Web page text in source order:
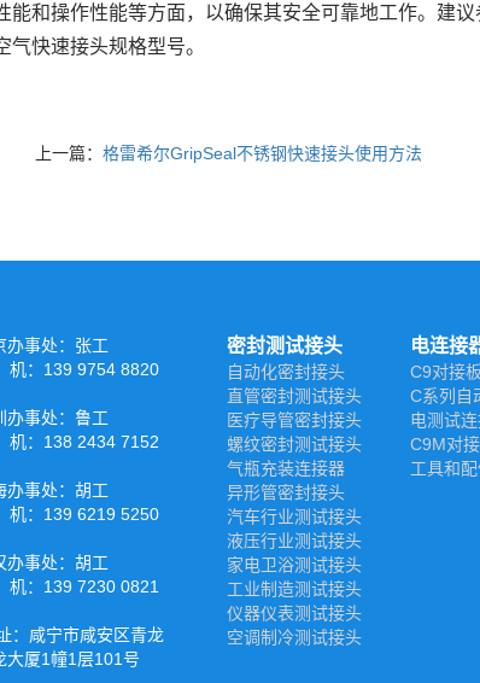
能和操作性能等方面，以确保其安全可靠地工作。建
气快速接头规格型号。
上一篇： 格雷希尔GripSeal不锈钢快速接头使用方法
办事处：张工
：139 9754 8820
办事处：鲁工
：138 2434 7152
办事处：胡工
：139 6219 5250
办事处：胡工
：139 7230 0821
：咸宁市咸安区青龙
大厦1幢1层101号
密封测试接头
自动化密封接头
直管密封测试接头
医疗导管密封接头
螺纹密封测试接头
气瓶充装连接器
异形管密封接头
汽车行业测试接头
液压行业测试接头
家电卫浴测试接头
工业制造测试接头
仪器仪表测试接头
空调制冷测试接头
电连接
C9对接板
C系列自
电测试
C9M对
工具和